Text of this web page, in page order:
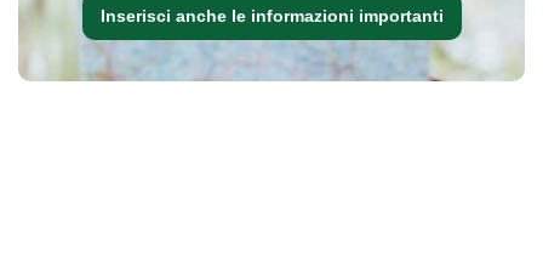
Inserisci anche le informazioni importanti